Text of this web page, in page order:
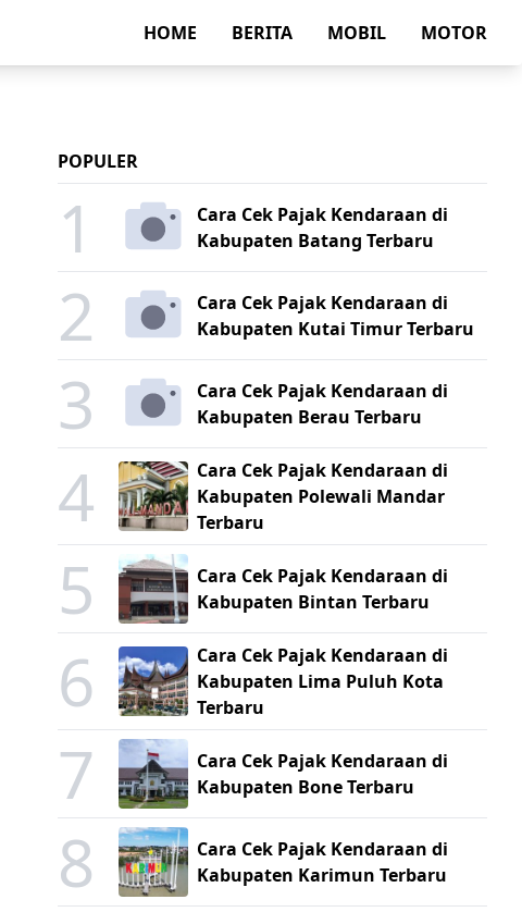
HOME BERITA MOBIL MOTOR
POPULER
1
Cara Cek Pajak Kendaraan di
Kabupaten Batang Terbaru
2
Cara Cek Pajak Kendaraan di
Kabupaten Kutai Timur Terbaru
3
Cara Cek Pajak Kendaraan di
Kabupaten Berau Terbaru
4
Cara Cek Pajak Kendaraan di
Kabupaten Polewali Mandar
Terbaru
5
Cara Cek Pajak Kendaraan di
Kabupaten Bintan Terbaru
6
Cara Cek Pajak Kendaraan di
Kabupaten Lima Puluh Kota
Terbaru
7
Cara Cek Pajak Kendaraan di
Kabupaten Bone Terbaru
8
Cara Cek Pajak Kendaraan di
Kabupaten Karimun Terbaru